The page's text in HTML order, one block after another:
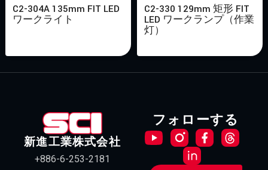
C2-304A 135mm FIT LED
ワークライト
C2-330 129mm 矩形 FIT
LED ワークランプ（作業
灯）
新進工業株式会社
+886-6-253-2181
フォローする